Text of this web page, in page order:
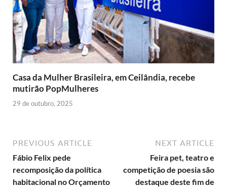
Casa da Mulher Brasileira, em Ceilândia, recebe
mutirão PopMulheres
29 de outubro, 2025
PREVIOUS ARTICLE
Fábio Felix pede
recomposição da política
habitacional no Orçamento
NEXT ARTICLE
Feira pet, teatro e
competição de poesia são
destaque deste fim de